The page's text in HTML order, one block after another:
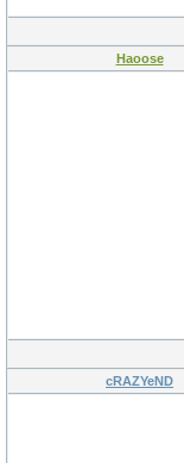
Haoose
cRAZYeND